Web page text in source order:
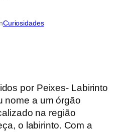
Curiosidades
por Peixes- Labirinto
nome a um órgão
na região
o labirinto. Com a